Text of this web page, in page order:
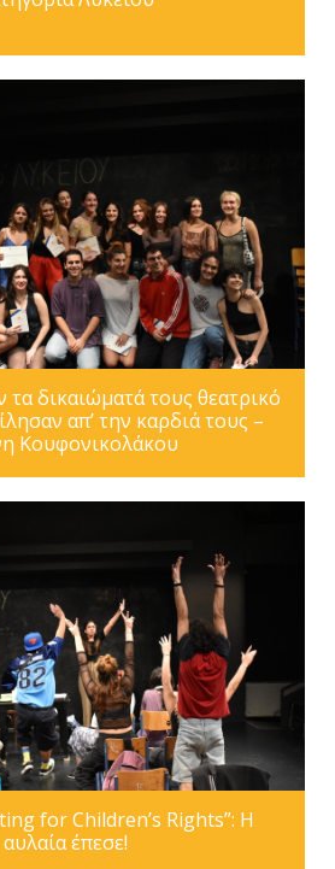
τα δικαιώματά τους θεατρικό
απ’ την καρδιά τους –
Κουφονικολάκου
for Children’s Rights”: Η
αυλαία έπεσε!